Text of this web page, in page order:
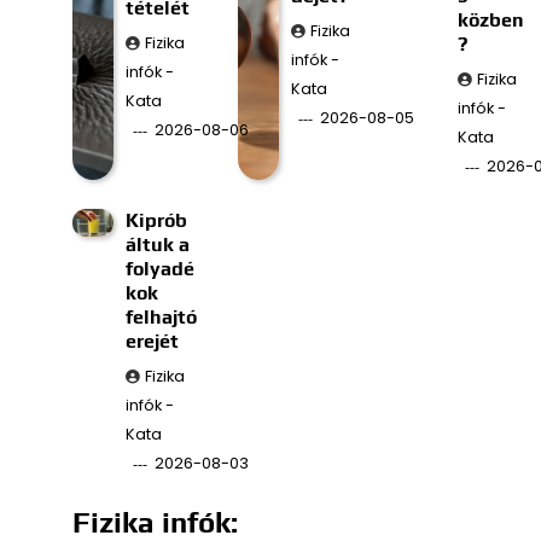
tételét
Fizika
infók -
Kata
2026-08-06
Fizika
infók -
Kata
2026-08-05
közben
?
Fizika
infók -
Kata
2026-
Kiprób
áltuk a
folyadé
kok
felhajtó
erejét
Fizika
infók -
Kata
2026-08-03
Fizika infók: